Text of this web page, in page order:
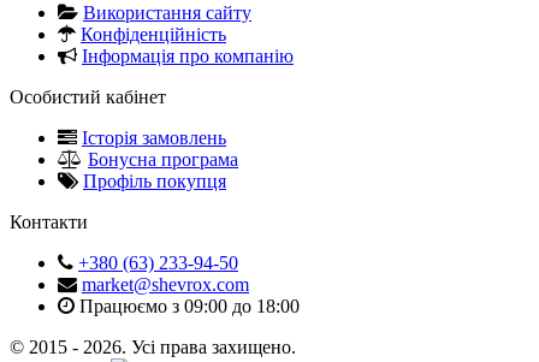
Використання сайту
Конфіденційність
Інформація про компанію
Особистий кабінет
Історія замовлень
Бонусна програма
Профіль покупця
Контакти
+380 (63) 233-94-50
market@shevrox.com
Працюємо з 09:00 до 18:00
© 2015 - 2026. Усі права захищено.